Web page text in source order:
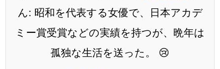
ん: 昭和を代表する女優で、日本アカデ
ミー賞受賞などの実績を持つが、晩年は
孤独な生活を送った。 😢